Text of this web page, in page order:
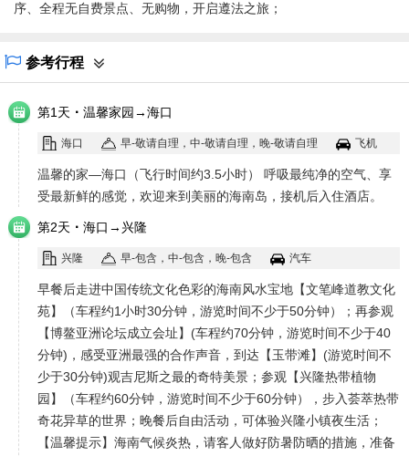
序、全程无自费景点、无购物，开启遵法之旅；
参考行程
第1天 · 温馨家园→海口
海口 早-敬请自理，中-敬请自理，晚-敬请自理 飞机
温馨的家—海口（飞行时间约3.5小时） 呼吸最纯净的空气、享
受最新鲜的感觉，欢迎来到美丽的海南岛，接机后入住酒店。
第2天 · 海口→兴隆
兴隆 早-包含，中-包含，晚-包含 汽车
早餐后走进中国传统文化色彩的海南风水宝地【文笔峰道教文化
苑】（车程约1小时30分钟，游览时间不少于50分钟）；再参观
【博鳌亚洲论坛成立会址】(车程约70分钟，游览时间不少于40
分钟)，感受亚洲最强的合作声音，到达【玉带滩】(游览时间不
少于30分钟)观吉尼斯之最的奇特美景；参观【兴隆热带植物
园】（车程约60分钟，游览时间不少于60分钟），步入荟萃热带
奇花异草的世界；晚餐后自由活动，可体验兴隆小镇夜生活；
【温馨提示】海南气候炎热，请客人做好防暑防晒的措施，准备